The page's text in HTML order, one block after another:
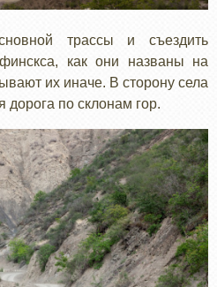
трассы и съездить
как они названы на
их иначе. В сторону села
дорога по склонам гор.